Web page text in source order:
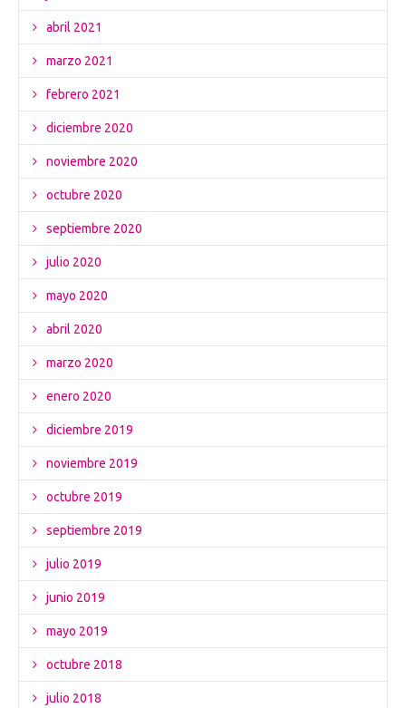
abril 2021
marzo 2021
febrero 2021
diciembre 2020
noviembre 2020
octubre 2020
septiembre 2020
julio 2020
mayo 2020
abril 2020
marzo 2020
enero 2020
diciembre 2019
noviembre 2019
octubre 2019
septiembre 2019
julio 2019
junio 2019
mayo 2019
octubre 2018
julio 2018